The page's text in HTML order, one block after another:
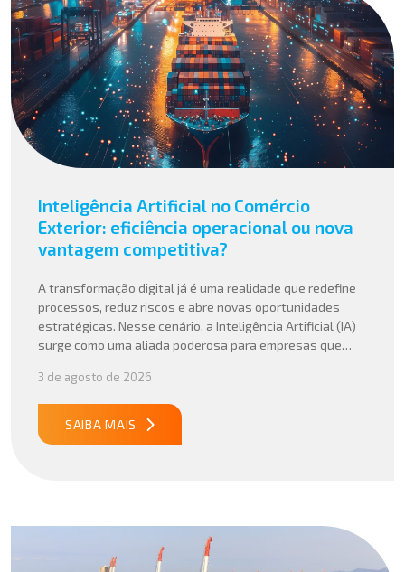
Inteligência Artificial no Comércio
Exterior: eficiência operacional ou nova
vantagem competitiva?
A transformação digital já é uma realidade que redefine
processos, reduz riscos e abre novas oportunidades
estratégicas. Nesse cenário, a Inteligência Artificial (IA)
surge como uma aliada poderosa para empresas que
suas operações internacionais. Mais do que automatizar
tarefas, a IA vem sendo aplicada para interpretar dados
complexos, […]
3 de agosto de 2026
SAIBA MAIS